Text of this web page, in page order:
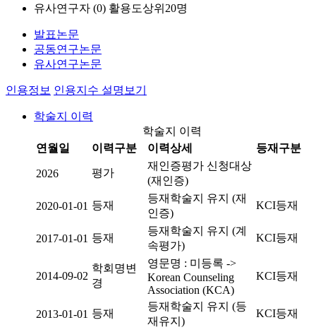
유사연구자 (0) 활용도상위20명
발표논문
공동연구논문
유사연구논문
인용정보 인용지수 설명보기
학술지 이력
학술지 이력
연월일
이력구분 이력상세 등재구분
2026 평가
재인증평가 신청대상
(재인증)
2020-01-01 등재
등재학술지 유지 (재
인증)
KCI등재
2017-01-01 등재
등재학술지 유지 (계
속평가)
KCI등재
2014-09-02
학회명변
경
영문명 : 미등록 ->
Korean Counseling
Association (KCA)
KCI등재
2013-01-01 등재
등재학술지 유지 (등
재유지)
KCI등재